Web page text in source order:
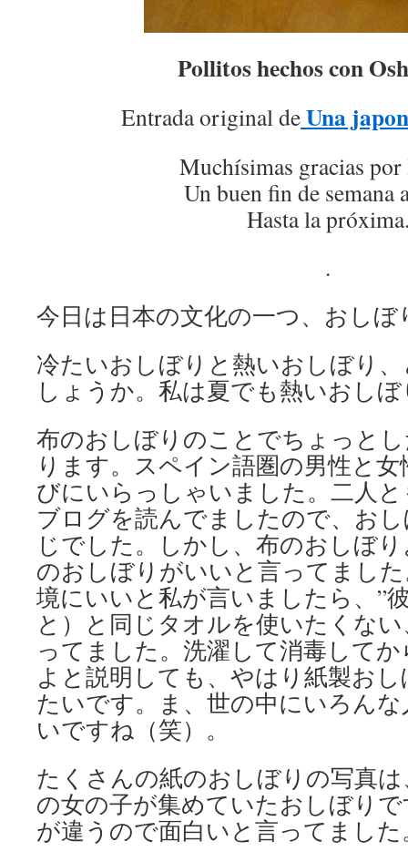
Pollitos hechos con
Entrada original deUna
Muchísimas gracias por
Un buen fin de semana
Hasta la
.
今日は日本の文化の一つ、おしぼ
冷たいおしぼりと熱いおしぼり
しょうか。私は夏でも熱いおし
布のおしぼりのことでちょっと
ります。スペイン語圏の男性と
びにいらっしゃいました。二人
ブログを読んでましたので、お
じでした。しかし、布のおしぼ
のおしぼりがいいと言ってまし
境にいいと私が言いましたら、”
と）と同じタオルを使いたくな
ってました。洗濯して消毒して
よと説明しても、やはり紙製お
たいです。ま、世の中にいろん
いですね（笑）。
たくさんの紙のおしぼりの写真
の女の子が集めていたおしぼり
が違うので面白いと言ってました